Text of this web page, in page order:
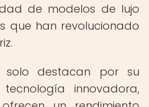
de modelos de lujo
que han revolucionado
solo destacan por su
innovadora,